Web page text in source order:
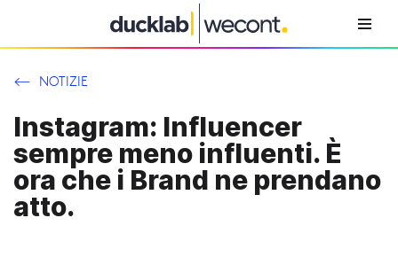
Vai
contenuto
NOTIZIE
Instagram: Influencer
sempre meno influenti. È
ora che i Brand ne prendano
atto.